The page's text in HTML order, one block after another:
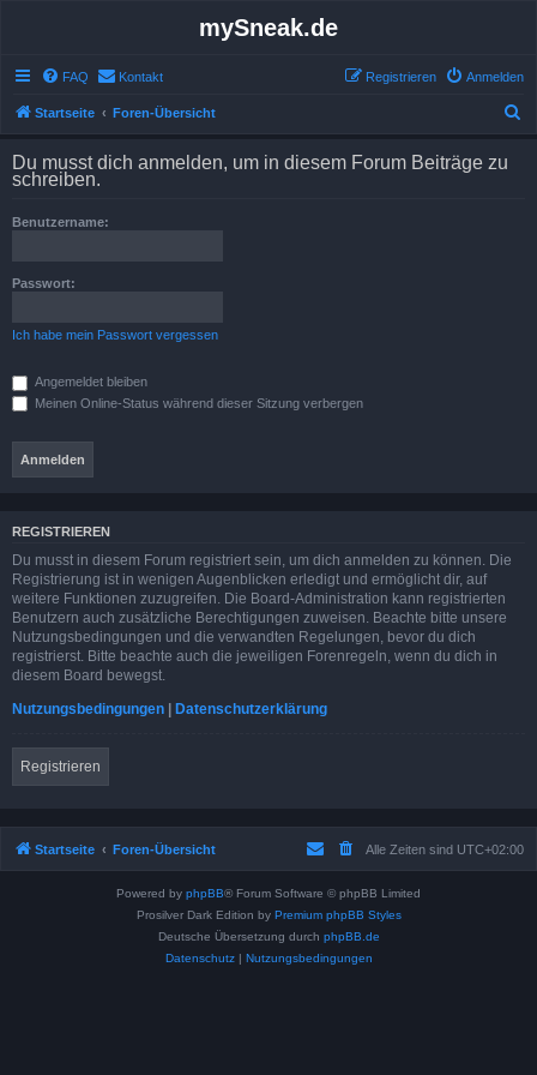
mySneak.de
FAQ Kontakt Anmelden
Registrieren
Startseite Foren-Übersicht
Du musst dich anmelden, um in diesem Forum Beiträge zu
schreiben.
Benutzername:
Passwort:
Ich habe mein Passwort vergessen
Angemeldet bleiben
Meinen Online-Status während dieser Sitzung verbergen
REGISTRIEREN
Du musst in diesem Forum registriert sein, um dich anmelden zu können. Die
Registrierung ist in wenigen Augenblicken erledigt und ermöglicht dir, auf
weitere Funktionen zuzugreifen. Die Board-Administration kann registrierten
Benutzern auch zusätzliche Berechtigungen zuweisen. Beachte bitte unsere
Nutzungsbedingungen und die verwandten Regelungen, bevor du dich
registrierst. Bitte beachte auch die jeweiligen Forenregeln, wenn du dich in
diesem Board bewegst.
Nutzungsbedingungen | Datenschutzerklärung
Registrieren
Startseite Foren-Übersicht Alle Zeiten sind UTC+02:00
Powered by phpBB® Forum Software © phpBB Limited
Prosilver Dark Edition by Premium phpBB Styles
Deutsche Übersetzung durch phpBB.de
Datenschutz| Nutzungsbedingungen